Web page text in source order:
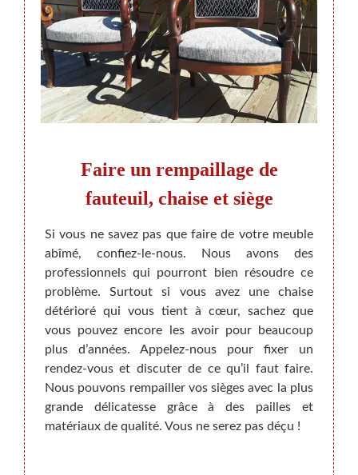
votre
de
a
bon
à la
Faire un rempaillage de
fauteuil, chaise et siège
Si vous ne savez pas que faire de votre meuble
abîmé, confiez-le-nous. Nous avons des
professionnels qui pourront bien résoudre ce
problème. Surtout si vous avez une chaise
détérioré qui vous tient à cœur, sachez que
vous pouvez encore les avoir pour beaucoup
plus d’années. Appelez-nous pour fixer un
rendez-vous et discuter de ce qu’il faut faire.
Nous pouvons rempailler vos sièges avec la plus
grande délicatesse grâce à des pailles et
matériaux de qualité. Vous ne serez pas déçu !
La
Ne
chez
une
soit
tous
vous